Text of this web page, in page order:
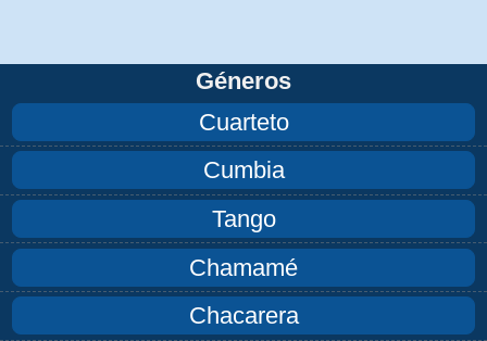
Géneros
Cuarteto
Cumbia
Tango
Chamamé
Chacarera